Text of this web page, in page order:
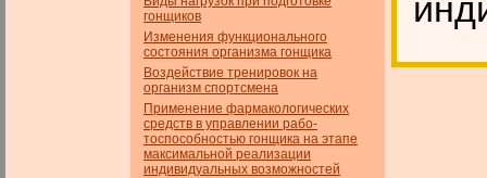
гонщиков
Изменения функционального
состояния организма гонщика
Воздействие тренировок на
организм спортсмена
Применение фармакологических
средств в управлении рабо­
тоспособностью гонщика на этапе
максимальной реализации
индивидуальных возможностей